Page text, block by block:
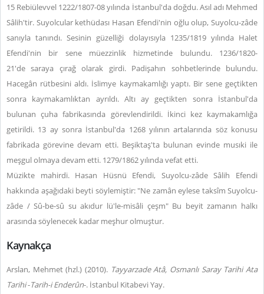
15 Rebiülevvel 1222/1807-08 yılında İstanbul'da doğdu. Asıl adı Mehmed
Sâlih'tir. Suyolcular kethüdası Hasan Efendi'nin oğlu olup, Suyolcu-zâde
sanıyla tanındı. Sesinin güzelliği dolayısıyla 1235/1819 yılında Halet
Efendi'nin bir sene müezzinlik hizmetinde bulundu. 1236/1820-
21'de saraya çırağ olarak girdi. Padişahın sohbetlerinde bulundu.
Hacegân rütbesini aldı. İslimye kaymakamlığı yaptı. Bir sene geçtikten
sonra kaymakamlıktan ayrıldı. Altı ay geçtikten sonra İstanbul'da
bulunan çuha fabrikasında görevlendirildi. İkinci kez kaymakamlığa
getirildi. 13 ay sonra İstanbul'da 1268 yılının artalarında söz konusu
fabrikada görevine devam etti. Beşiktaş'ta bulunan evinde musıki ile
meşgul olmaya devam etti. 1279/1862 yılında vefat etti.
Müzikte mahirdi. Hasan Hüsnü Efendi, Suyolcu-zâde Sâlih Efendi
hakkında aşağıdaki beyti söylemiştir: "Ne zamân eylese taksîm Suyolcu-
zâde / Sû-be-sû su akıdur lü'le-misâli çeşm" Bu beyit zamanın halkı
arasında söylenecek kadar meşhur olmuştur.
Kaynakça
Arslan, Mehmet (hzl.) (2010). Tayyarzade Atâ, Osmanlı Saray Tarihi Ata
Tarihi-Tarih-i Enderûn-. İstanbul Kitabevi Yay.